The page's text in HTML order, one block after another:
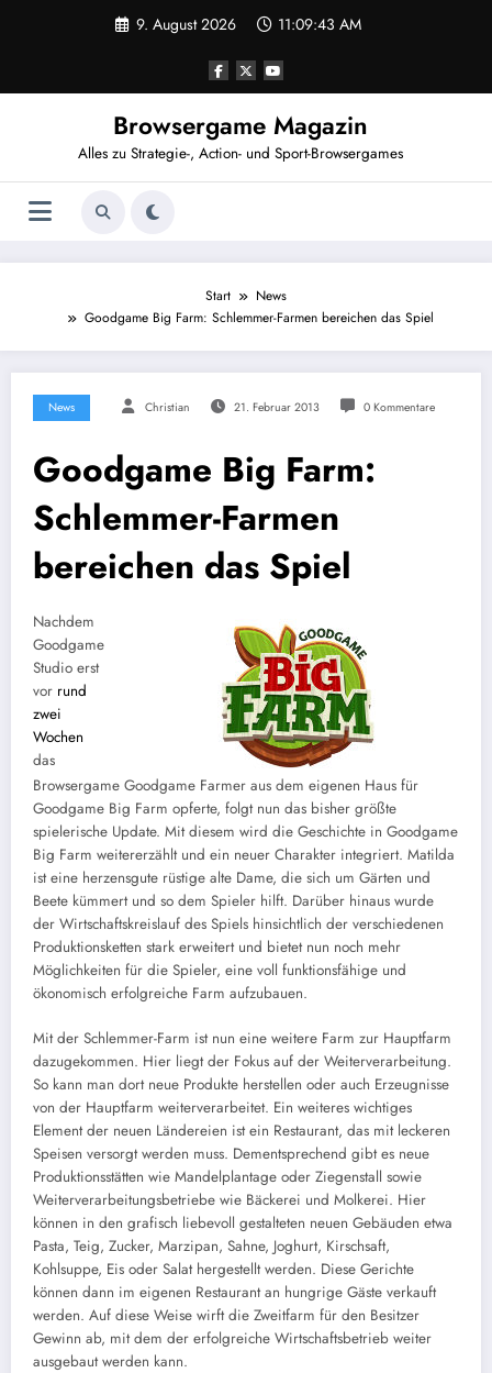
9. August 2026 11:09:44 AM
Browsergame Magazin
Alles zu Strategie-, Action- und Sport-Browsergames
Start
News
Goodgame Big Farm: Schlemmer-Farmen bereichen das Spiel
News Christian 21. Februar 2013 0 Kommentare
Goodgame Big Farm:
Schlemmer-Farmen
bereichen das Spiel
Nachdem
Goodgame
Studio erst
vor rund
zwei
Wochen
das
Browsergame Goodgame Farmer aus dem eigenen Haus für
Goodgame Big Farm opferte, folgt nun das bisher größte
spielerische Update. Mit diesem wird die Geschichte in Goodgame
Big Farm weitererzählt und ein neuer Charakter integriert. Matilda
ist eine herzensgute rüstige alte Dame, die sich um Gärten und
Beete kümmert und so dem Spieler hilft. Darüber hinaus wurde
der Wirtschaftskreislauf des Spiels hinsichtlich der verschiedenen
Produktionsketten stark erweitert und bietet nun noch mehr
Möglichkeiten für die Spieler, eine voll funktionsfähige und
ökonomisch erfolgreiche Farm aufzubauen.
Mit der Schlemmer-Farm ist nun eine weitere Farm zur Hauptfarm
dazugekommen. Hier liegt der Fokus auf der Weiterverarbeitung.
So kann man dort neue Produkte herstellen oder auch Erzeugnisse
von der Hauptfarm weiterverarbeitet. Ein weiteres wichtiges
Element der neuen Ländereien ist ein Restaurant, das mit leckeren
Speisen versorgt werden muss. Dementsprechend gibt es neue
Produktionsstätten wie Mandelplantage oder Ziegenstall sowie
Weiterverarbeitungsbetriebe wie Bäckerei und Molkerei. Hier
können in den grafisch liebevoll gestalteten neuen Gebäuden etwa
Pasta, Teig, Zucker, Marzipan, Sahne, Joghurt, Kirschsaft,
Kohlsuppe, Eis oder Salat hergestellt werden. Diese Gerichte
können dann im eigenen Restaurant an hungrige Gäste verkauft
werden. Auf diese Weise wirft die Zweitfarm für den Besitzer
Gewinn ab, mit dem der erfolgreiche Wirtschaftsbetrieb weiter
ausgebaut werden kann.